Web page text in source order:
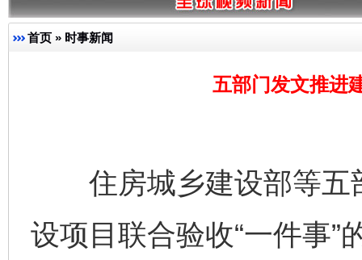
首页 » 时事新闻
五部门发文推进
住房城乡建设部等五
设项目联合验收“一件事”